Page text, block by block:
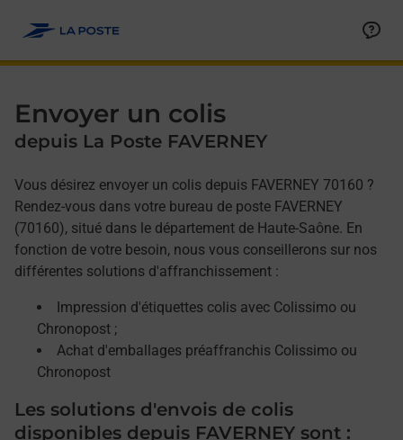
Envoyer un colis
depuis La Poste FAVERNEY
Vous désirez envoyer un colis depuis FAVERNEY 70160 ?
Rendez-vous dans votre bureau de poste FAVERNEY
(70160), situé dans le département de Haute-Saône. En
fonction de votre besoin, nous vous conseillerons sur nos
différentes solutions d'affranchissement :
Impression d'étiquettes colis avec Colissimo ou
Chronopost ;
Achat d'emballages préaffranchis Colissimo ou
Chronopost
Les solutions d'envois de colis
disponibles depuis FAVERNEY sont :